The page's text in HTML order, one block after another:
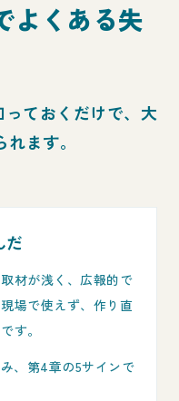
よくある失
っておくだけで、大
ます。
だ
材が浅く、広報的で
場で使えず、作り直
す。
、第4章の5サインで